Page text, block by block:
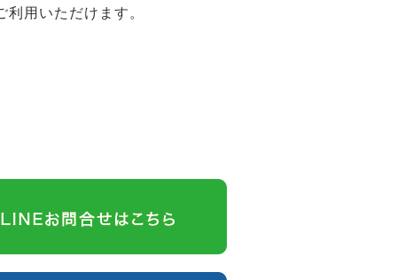
用いただけます。